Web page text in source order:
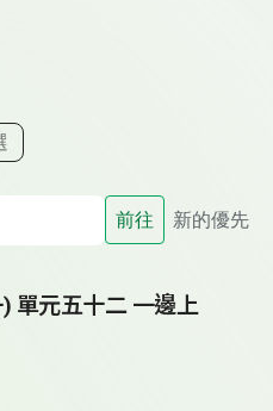
前往 新的優先
單元五十二 一邊上